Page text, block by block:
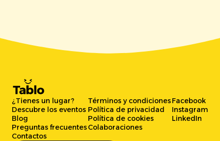
¿Tienes un lugar?
Descubre los eventos
Blog
Preguntas frecuentes
Contactos
Términos y condiciones
Política de privacidad
Política de cookies
Colaboraciones
Facebook
Instagram
LinkedIn